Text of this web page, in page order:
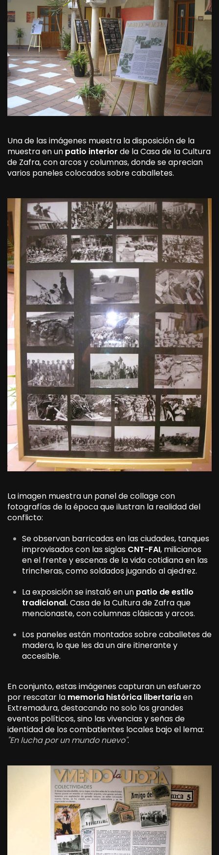
Una de las imágenes muestra la disposición de la
muestra en un patio interior de la Casa de la Cultura
de Zafra, con arcos y columnas, donde se aprecian
varios paneles colocados sobre caballetes.
La imagen muestra un panel de collage con
fotografías de la época que ilustran la realidad del
conflicto:
Se observan barricadas en las ciudades, tanques
improvisados con las siglas CNT-FAI, milicianos
en el frente y escenas de la vida cotidiana en las
trincheras, como soldados jugando al ajedrez.
La exposición se instaló en un patio de estilo
tradicional.Casa de la Cultura de Zafra que
mencionaste, con columnas clásicas y arcos.
Los paneles están montados sobre caballetes de
madera, lo que les da un aire itinerante y
accesible.
En conjunto, estas imágenes capturan un esfuerzo
por rescatar la memoria histórica libertariaen
Extremadura, destacando no solo los grandes
eventos políticos, sino las vivencias y señas de
identidad de los combatientes locales bajo el lema:
"En lucha por un mundo nuevo".